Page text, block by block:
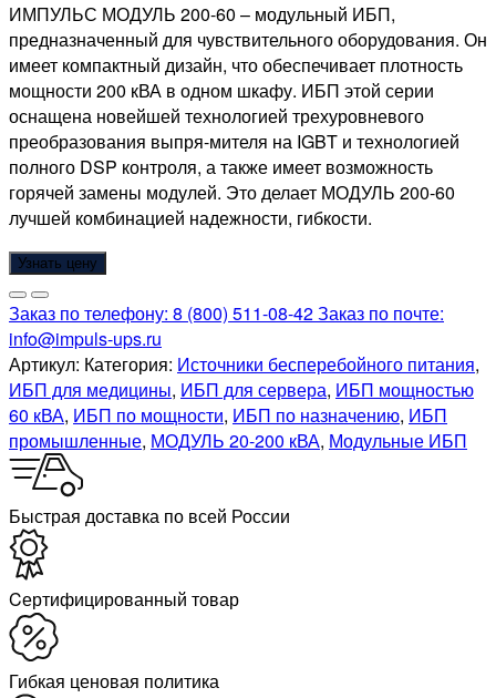
ИМПУЛЬС МОДУЛЬ 200-60 – модульный ИБП,
предназначенный для чувствительного оборудования. Он
имеет компактный дизайн, что обеспечивает плотность
мощности 200 кВА в одном шкафу. ИБП этой серии
оснащена новейшей технологией трехуровневого
преобразования выпря-мителя на IGBT и технологией
полного DSP контроля, а также имеет возможность
горячей замены модулей. Это делает МОДУЛЬ 200-60
лучшей комбинацией надежности, гибкости.
Узнать цену
Заказ по телефону: 8 (800) 511-08-42Заказ по почте:
info@impuls-ups.ru
Артикул: Категория: Источники бесперебойного питания,
ИБП для медицины, ИБП для сервера, ИБП мощностью
60 кВА, ИБП по мощности, ИБП по назначению, ИБП
промышленные, МОДУЛЬ 20-200 кВА, Модульные ИБП
Быстрая доставка по всей России
Cертифицированный товар
Гибкая ценовая политика